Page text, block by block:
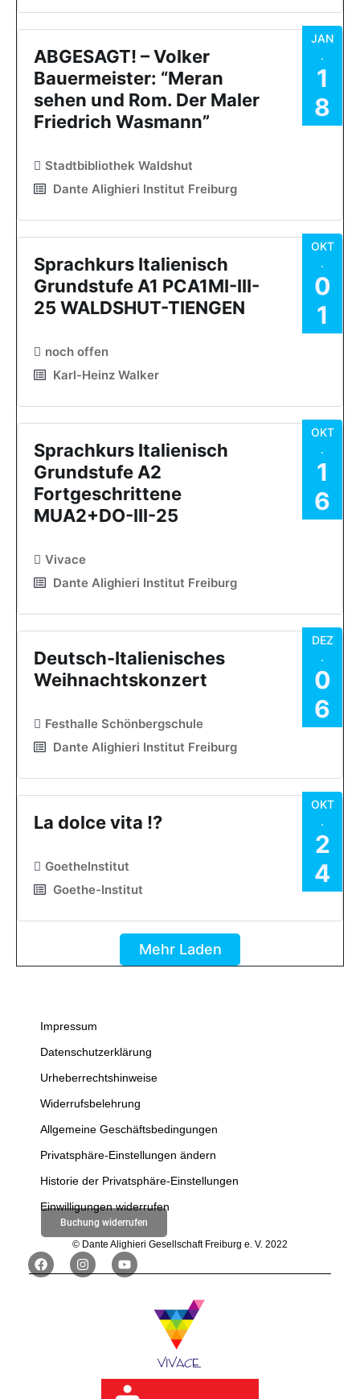
JAN
.
1
8
ABGESAGT! – Volker
Bauermeister: “Meran
sehen und Rom. Der Maler
Friedrich Wasmann”
Stadtbibliothek Waldshut
Dante Alighieri Institut Freiburg
OKT
.
0
1
Sprachkurs Italienisch
Grundstufe A1 PCA1MI-III-
25 WALDSHUT-TIENGEN
noch offen
Karl-Heinz Walker
OKT
.
1
6
Sprachkurs Italienisch
Grundstufe A2
Fortgeschrittene
MUA2+DO-III-25
Vivace
Dante Alighieri Institut Freiburg
DEZ
.
0
6
Deutsch-Italienisches
Weihnachtskonzert
Festhalle Schönbergschule
Dante Alighieri Institut Freiburg
OKT
.
2
4
La dolce vita !?
GoetheInstitut
Goethe-Institut
Mehr Laden
Impressum
Datenschutzerklärung
Urheberrechtshinweise
Widerrufsbelehrung
Allgemeine Geschäftsbedingungen
Privatsphäre-Einstellungen ändern
Historie der Privatsphäre-Einstellungen
Einwilligungen widerrufen
© Dante Alighieri Gesellschaft Freiburg e. V. 2022
Buchung widerrufen